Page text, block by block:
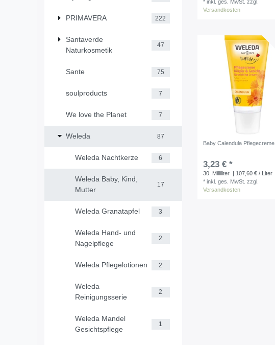
PRIMAVERA 222
Santaverde
Naturkosmetik
47
Sante 75
soulproducts 7
We love the Planet 7
Weleda 87
Weleda Nachtkerze 6
Weleda Baby, Kind,
Mutter
17
Weleda Granatapfel 3
Weleda Hand- und
Nagelpflege
2
Weleda Pflegelotionen 2
Weleda
Reinigungsserie
2
Weleda Mandel
Gesichtspflege
1
*inkl. ges. MwSt. zzgl.
Versandkosten
Baby Calendula Pflegecreme
3,23 € *
30 Milliliter | 107,60 € / Liter
*inkl. ges. MwSt. zzgl.
Versandkosten